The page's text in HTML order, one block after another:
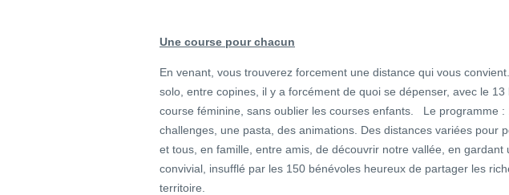
Une course pour chacun
En venant, vous trouverez forcement une distance qui vous
solo, entre copines, il y a forcément de quoi se dépenser, avec le 13
course féminine, sans oublier les courses enfants. Le programme :
challenges, une pasta, des animations. Des distances variées pour
et tous, en famille, entre amis, de découvrir notre vallée, en gardant
convivial, insufflé par les 150 bénévoles heureux de partager les
territoire.